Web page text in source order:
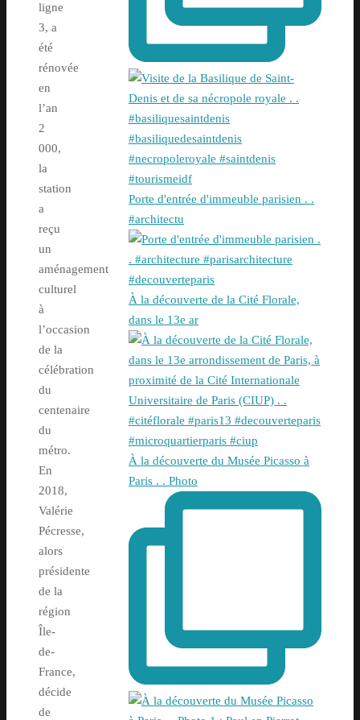
ligne
3, a
été
rénovée
en
l’an
2
000,
la
station
a
reçu
un
aménagement
culturel
à
l’occasion
de la
célébration
du
centenaire
du
métro.
En
2018,
Valérie
Pécresse,
alors
présidente
de la
région
Île-
de-
France,
décide
de
Porte d'entrée d'immeuble parisien . .
#architectu
À la découverte de la Cité Florale,
dans le 13e ar
À la découverte du Musée Picasso à
Paris . . Photo